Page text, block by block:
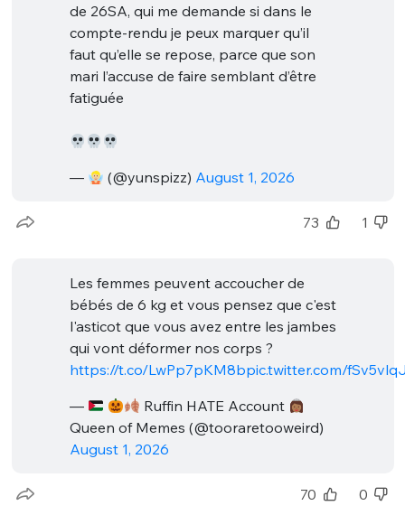
de 26SA, qui me demande si dans le
compte-rendu je peux marquer qu’il
faut qu’elle se repose, parce que son
mari l’accuse de faire semblant d’être
fatiguée
— (@yunspizz) August 1, 2026
73 1
Les femmes peuvent accoucher de
bébés de 6 kg et vous pensez que c'est
l'asticot que vous avez entre les jambes
qui vont déformer nos corps ?
https://t.co/LwPp7pKM8bpic.twitter.com/
—
Ruffin HATE Account
Queen of Memes (@tooraretooweird)
August 1, 2026
70 0